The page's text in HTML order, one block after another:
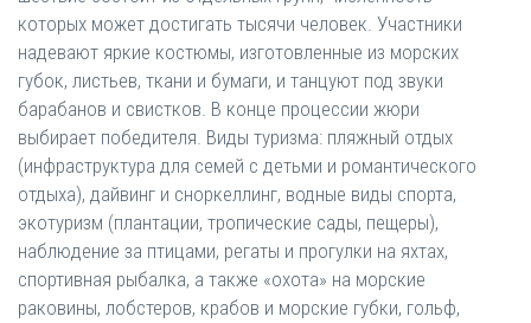
которых может достигать тысячи человек. Участники
надевают яркие костюмы, изготовленные из морских
губок, листьев, ткани и бумаги, и танцуют под звуки
барабанов и свистков. В конце процессии жюри
выбирает победителя. Виды туризма: пляжный отдых
(инфраструктура для семей с детьми и романтического
отдыха), дайвинг и сноркеллинг, водные виды спорта,
экотуризм (плантации, тропические сады, пещеры),
наблюдение за птицами, регаты и прогулки на яхтах,
спортивная рыбалка, а также «охота» на морские
раковины, лобстеров, крабов и морские губки, гольф,